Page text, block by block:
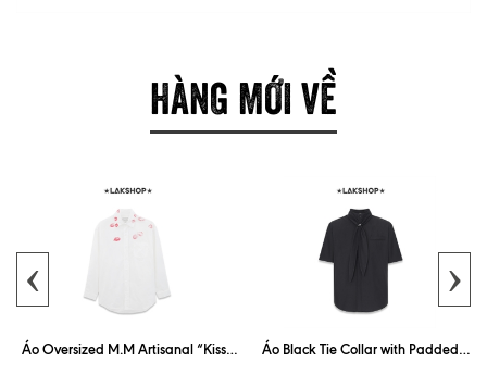
HÀNG MỚI VỀ
Áo Oversized M.M Artisanal “Kiss”
Áo Black Tie Collar with Padded
‹ ›